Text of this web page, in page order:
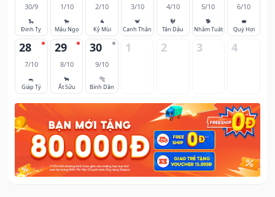
30/9
🐍
Đinh Tỵ
1/10
🐎
Mậu Ngọ
2/10
🐐
Kỷ Mùi
3/10
🐒
Canh Thân
4/10
🐓
Tân Dậu
5/10
🐕
Nhâm Tuất
6/10
🐖
Quý Hợi
28
7/10
🐀
Giáp Tý
29
8/10
🐂
Ất Sửu
30
9/10
🐅
Bính Dần
1 2 3 4